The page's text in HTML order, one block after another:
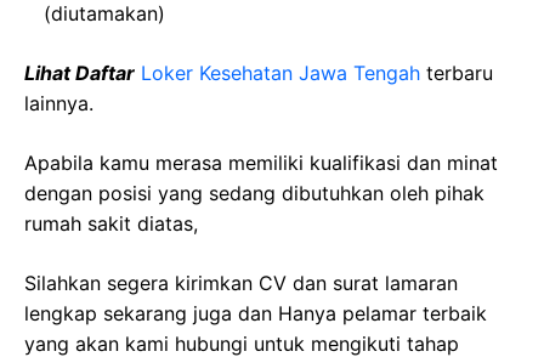
(diutamakan)
Lihat Daftar Loker Kesehatan Jawa Tengah terbaru
lainnya.
Apabila kamu merasa memiliki kualifikasi dan minat
dengan posisi yang sedang dibutuhkan oleh pihak
rumah sakit diatas,
Silahkan segera kirimkan CV dan surat lamaran
lengkap sekarang juga dan Hanya pelamar terbaik
yang akan kami hubungi untuk mengikuti tahap